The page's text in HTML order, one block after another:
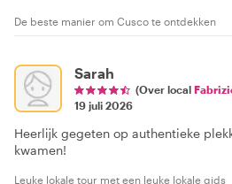
De beste manier om Cusco te ontdekken
Sarah
(Over local
19 juli 2026
Heerlijk gegeten op authentieke
kwamen!
Leuke lokale tour met een leuke lokale gids